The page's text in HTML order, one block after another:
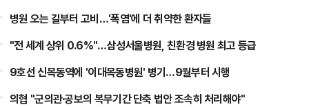
병원 오는 길부터 고비…'폭염'에 더 취약한 환자들
"전 세계 상위 0.6%"…삼성서울병원, 친환경 병원 최고 등급
9호선 신목동역에 '이대목동병원' 병기…9월부터 시행
의협 "군의관·공보의 복무기간 단축 법안 조속히 처리해야"